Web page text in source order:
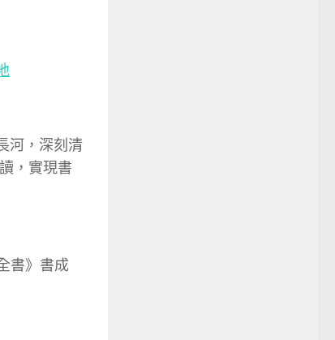
河，深刻清
，實現書
書》書成